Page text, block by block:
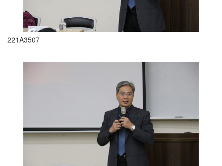
221A3507